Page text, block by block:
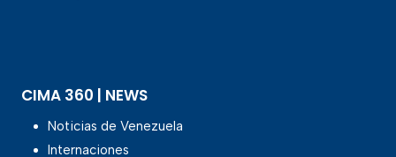
CIMA 360 | NEWS
Noticias de Venezuela
Internaciones